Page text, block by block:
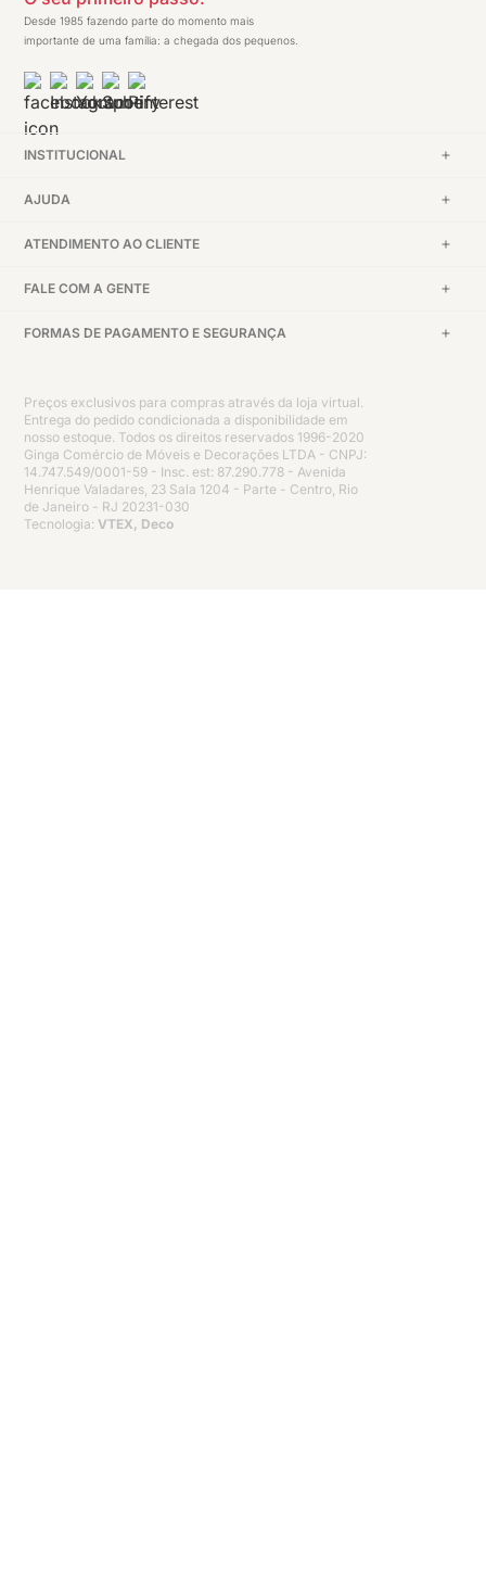
Desde 1985 fazendo parte do momento mais
importante de uma família: a chegada dos pequenos.
INSTITUCIONAL
AJUDA
ATENDIMENTO AO CLIENTE
FALE COM A GENTE
FORMAS DE PAGAMENTO E SEGURANÇA
Preços exclusivos para compras através da loja virtual.
Entrega do pedido condicionada a disponibilidade em
nosso estoque. Todos os direitos reservados 1996-2020
Ginga Comércio de Móveis e Decorações LTDA - CNPJ:
14.747.549/0001-59 - Insc. est: 87.290.778 - Avenida
Henrique Valadares, 23 Sala 1204 - Parte - Centro, Rio
de Janeiro - RJ 20231-030
Tecnologia: VTEX, Deco